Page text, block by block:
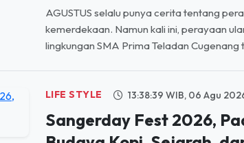
AGUSTUS selalu punya cerita tentang
kemerdekaan. Namun kali ini, perayaan
lingkungan SMA Prima Teladan Cugenang
LIFE STYLE 13:38:39 WIB, 06 Agu
Sangerday Fest 2026,